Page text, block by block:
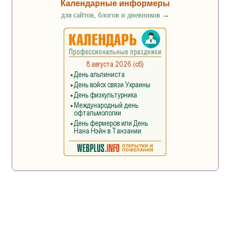
Календарные информеры
для сайтов, блогов и дневников →